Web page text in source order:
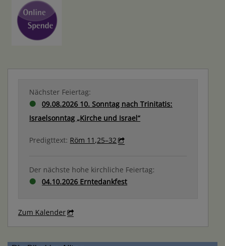
Nächster Feiertag:
09.08.2026 10. Sonntag nach Trinitatis:
Israelsonntag „Kirche und Israel“
Predigttext: Röm 11,25–32
Der nächste hohe kirchliche Feiertag:
04.10.2026 Erntedankfest
Zum Kalender